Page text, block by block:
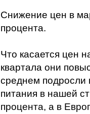
Снижение цен в
процента.
Что касается цен
квартала они
среднем подросли
питания в нашей
процента, а в